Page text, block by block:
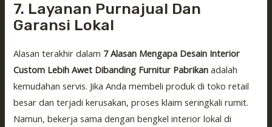
7. Layanan Purnajual Dan
Garansi Lokal
Alasan terakhir dalam 7 Alasan Mengapa Desain Interior
Custom Lebih Awet Dibanding Furnitur Pabrikan adalah
kemudahan servis. Jika Anda membeli produk di toko retail
besar dan terjadi kerusakan, proses klaim seringkali rumit.
Namun, bekerja sama dengan bengkel interior lokal di